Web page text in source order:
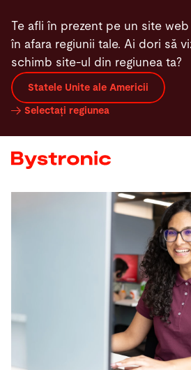
conţinutul
principal
Te afli în prezent pe un site
în afara regiunii tale. Ai dori să
schimb site-ul din regiunea ta?
Statele Unite ale Americii
Selectați regiunea
Mașini și Software
Servicii